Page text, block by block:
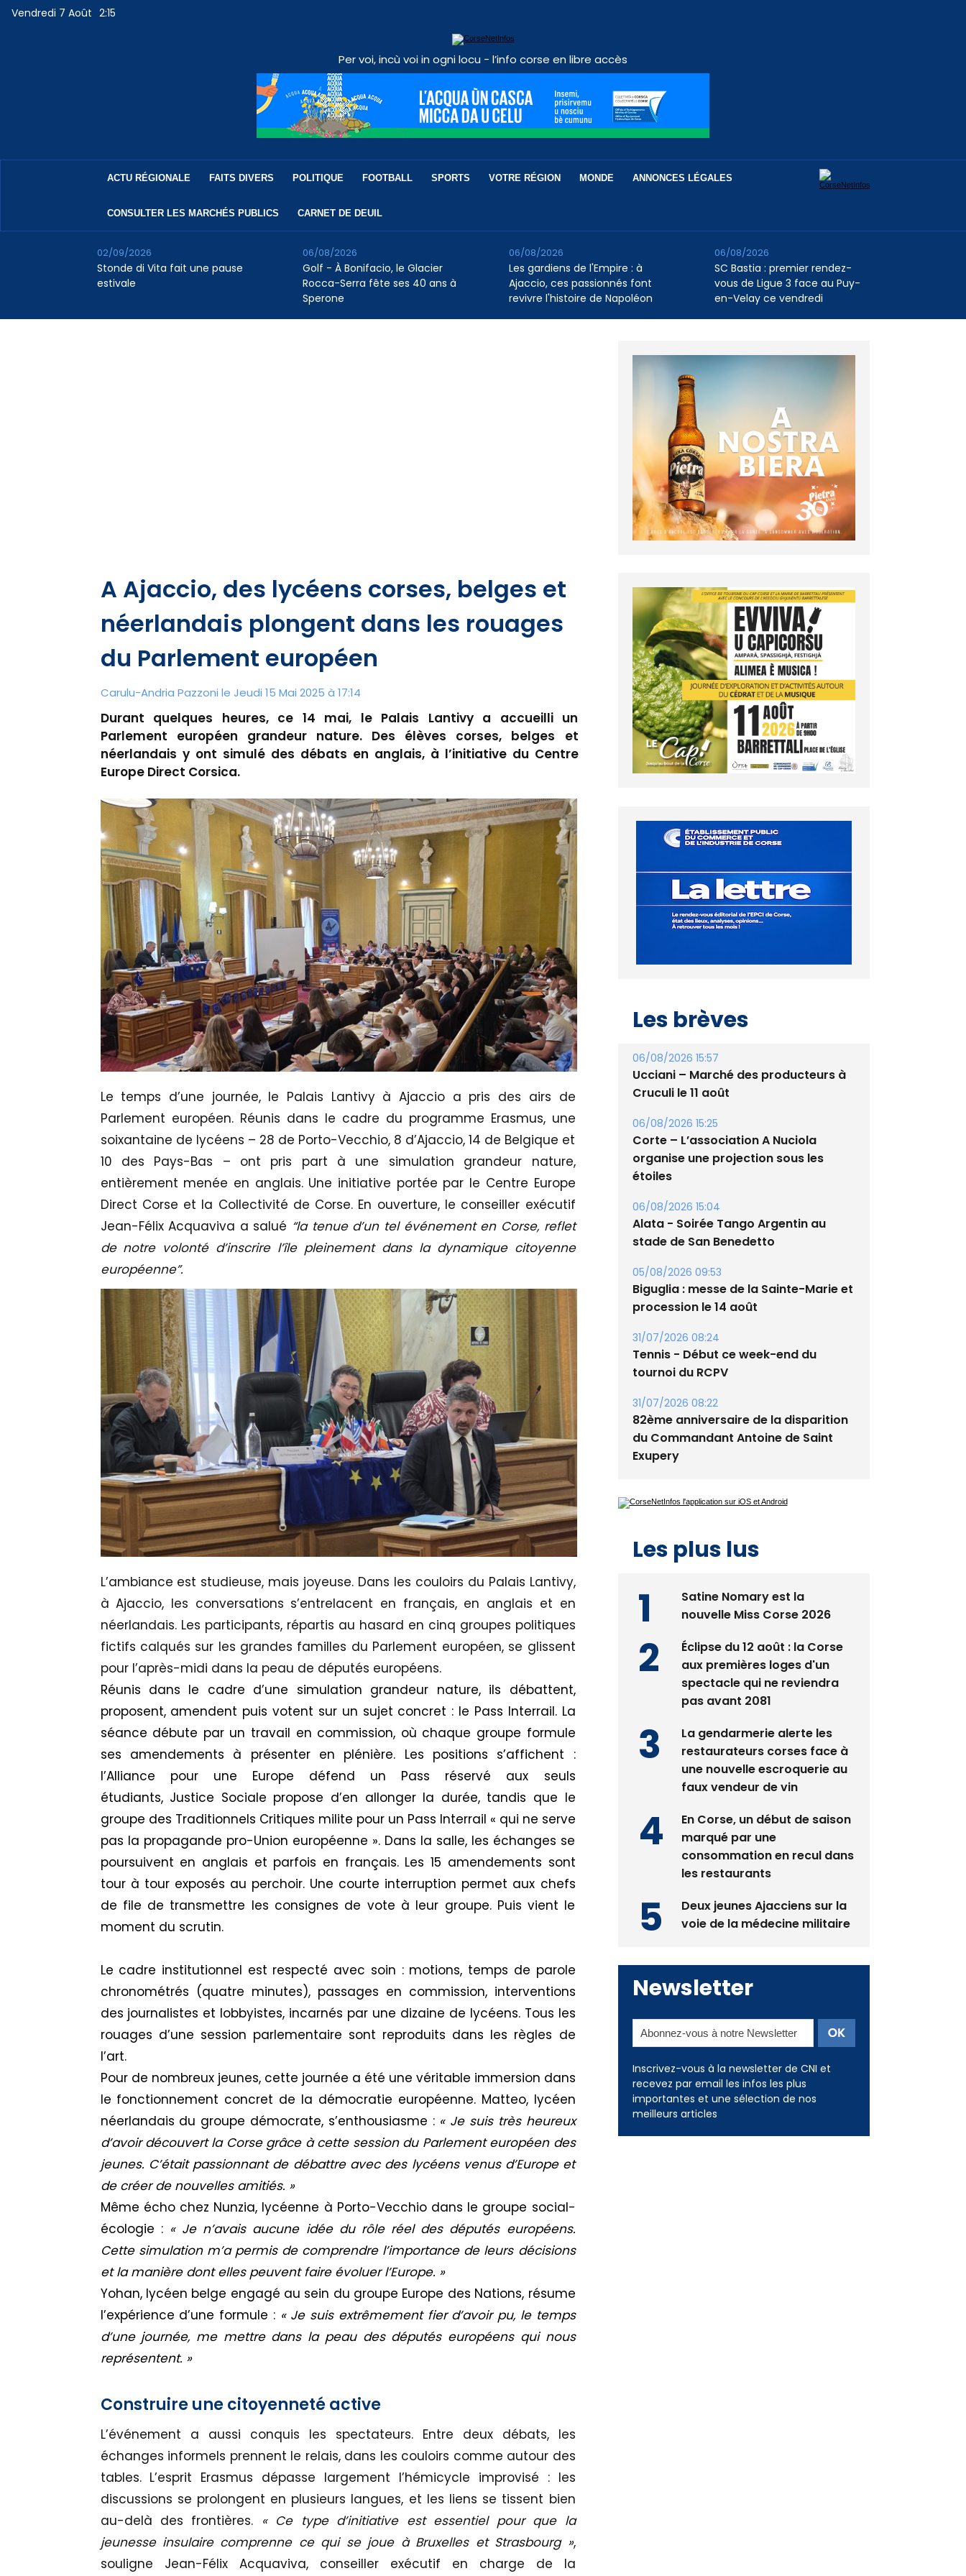
Vendredi 7 Août 2:15
Per voi, incù voi in ogni locu - l’info corse en libre accès
ACTU RÉGIONALE FAITS DIVERS POLITIQUE FOOTBALL SPORTS VOTRE RÉGION MONDE ANNONCES LÉGALES
CONSULTER LES MARCHÉS PUBLICS CARNET DE DEUIL
Stonde di Vita fait une pause
estivale
02/09/2026
Golf - À Bonifacio, le Glacier
Rocca-Serra fête ses 40 ans à
Sperone
06/08/2026
Les gardiens de l'Empire : à
Ajaccio, ces passionnés font
revivre l'histoire de Napoléon
06/08/2026
SC Bastia : premier rendez-
vous de Ligue 3 face au Puy-
en-Velay ce vendredi
06/08/2026
A Ajaccio, des lycéens corses, belges et
néerlandais plongent dans les rouages
du Parlement européen
Carulu-Andria Pazzoni le Jeudi 15 Mai 2025 à 17:14
Durant quelques heures, ce 14 mai, le Palais Lantivy a accueilli un
Parlement européen grandeur nature. Des élèves corses, belges et
néerlandais y ont simulé des débats en anglais, à l’initiative du Centre
Europe Direct Corsica.
Le temps d’une journée, le Palais Lantivy à Ajaccio a pris des airs de
Parlement européen. Réunis dans le cadre du programme Erasmus, une
soixantaine de lycéens – 28 de Porto-Vecchio, 8 d’Ajaccio, 14 de Belgique et
10 des Pays-Bas – ont pris part à une simulation grandeur nature,
entièrement menée en anglais. Une initiative portée par le Centre Europe
Direct Corse et la Collectivité de Corse. En ouverture, le conseiller exécutif
Jean-Félix Acquaviva a salué “la tenue d’un tel événement en Corse, reflet
de notre volonté d’inscrire l’île pleinement dans la dynamique citoyenne
européenne”.
L’ambiance est studieuse, mais joyeuse. Dans les couloirs du Palais Lantivy,
à Ajaccio, les conversations s’entrelacent en français, en anglais et en
néerlandais. Les participants, répartis au hasard en cinq groupes politiques
fictifs calqués sur les grandes familles du Parlement européen, se glissent
pour l’après-midi dans la peau de députés européens.
Réunis dans le cadre d’une simulation grandeur nature, ils débattent,
proposent, amendent puis votent sur un sujet concret : le Pass Interrail. La
séance débute par un travail en commission, où chaque groupe formule
ses amendements à présenter en plénière. Les positions s’affichent :
l’Alliance pour une Europe défend un Pass réservé aux seuls
étudiants, Justice Sociale propose d’en allonger la durée, tandis que le
groupe des Traditionnels Critiques milite pour un Pass Interrail « qui ne serve
pas la propagande pro-Union européenne ». Dans la salle, les échanges se
poursuivent en anglais et parfois en français. Les 15 amendements sont
tour à tour exposés au perchoir. Une courte interruption permet aux chefs
de file de transmettre les consignes de vote à leur groupe. Puis vient le
moment du scrutin.
Le cadre institutionnel est respecté avec soin : motions, temps de parole
chronométrés (quatre minutes), passages en commission, interventions
des journalistes et lobbyistes, incarnés par une dizaine de lycéens. Tous les
rouages d’une session parlementaire sont reproduits dans les règles de
l’art.
Pour de nombreux jeunes, cette journée a été une véritable immersion dans
le fonctionnement concret de la démocratie européenne. Matteo, lycéen
néerlandais du groupe démocrate, s’enthousiasme : « Je suis très heureux
d’avoir découvert la Corse grâce à cette session du Parlement européen des
jeunes. C’était passionnant de débattre avec des lycéens venus d’Europe et
de créer de nouvelles amitiés. »
Même écho chez Nunzia, lycéenne à Porto-Vecchio dans le groupe social-
écologie : « Je n’avais aucune idée du rôle réel des députés européens.
Cette simulation m’a permis de comprendre l’importance de leurs décisions
et la manière dont elles peuvent faire évoluer l’Europe. »
Yohan, lycéen belge engagé au sein du groupe Europe des Nations, résume
l’expérience d’une formule : « Je suis extrêmement fier d’avoir pu, le temps
d’une journée, me mettre dans la peau des députés européens qui nous
représentent. »
Construire une citoyenneté active
L’événement a aussi conquis les spectateurs. Entre deux débats, les
échanges informels prennent le relais, dans les couloirs comme autour des
tables. L’esprit Erasmus dépasse largement l’hémicycle improvisé : les
discussions se prolongent en plusieurs langues, et les liens se tissent bien
au-delà des frontières. « Ce type d’initiative est essentiel pour que la
jeunesse insulaire comprenne ce qui se joue à Bruxelles et Strasbourg »,
souligne Jean-Félix Acquaviva, conseiller exécutif en charge de la
Les brèves
06/08/2026 15:57
Cruculi le 11 août
06/08/2026 15:25
Corte – L’association A Nuciola
étoiles
06/08/2026 15:04
stade de San Benedetto
05/08/2026 09:53
procession le 14 août
31/07/2026 08:24
tournoi du RCPV
31/07/2026 08:22
82ème anniversaire de la disparition
Les plus lus
nouvelle Miss Corse 2026
Éclipse du 12 août : la Corse
aux premières loges d'un
pas avant 2081
La gendarmerie alerte les
restaurateurs corses face à
faux vendeur de vin
En Corse, un début de saison
marqué par une
les restaurants
Newsletter
Inscrivez-vous à la newsletter de CNI et
recevez par email les infos les plus
importantes et une sélection de nos